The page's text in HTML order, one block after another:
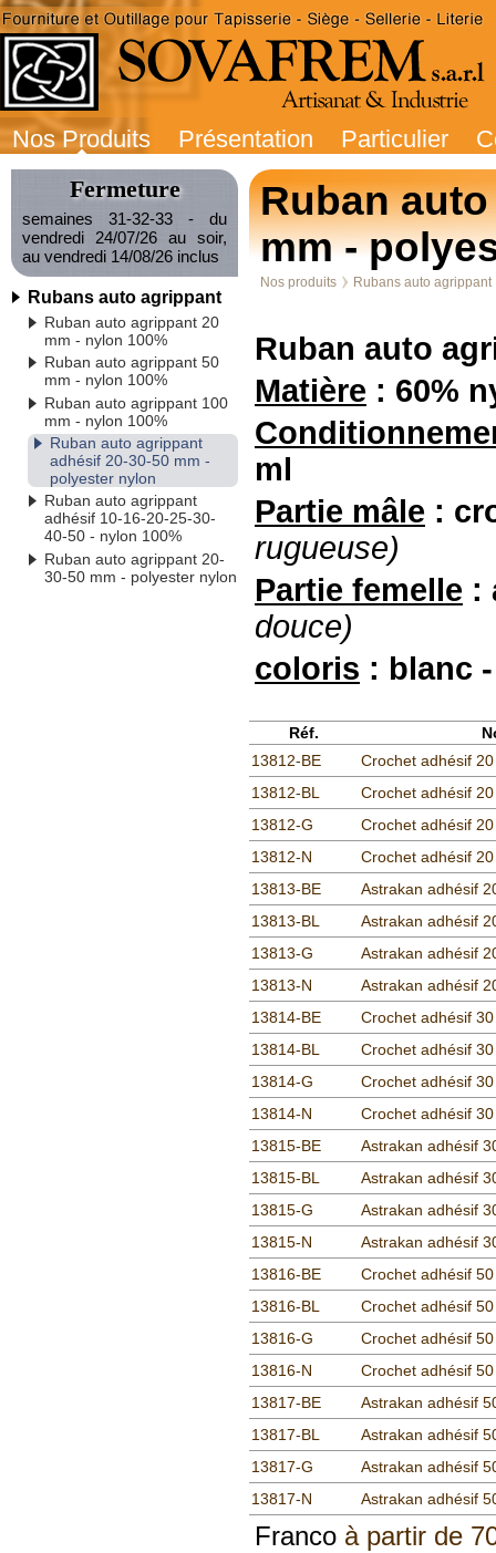
Nos Produits Présentation Particulier
Fermeture
semaines 31-32-33 - du
vendredi 24/07/26 au soir,
au vendredi 14/08/26 inclus
Rubans auto agrippant
Ruban auto agrippant 20
mm - nylon 100%
Ruban auto agrippant 50
mm - nylon 100%
Ruban auto agrippant 100
mm - nylon 100%
Ruban auto agrippant
adhésif 20-30-50 mm -
polyester nylon
Ruban auto agrippant
adhésif 10-16-20-25-30-
40-50 - nylon 100%
Ruban auto agrippant 20-
30-50 mm - polyester nylon
Ruban
mm -
Nos produits Rubans auto agrippant
Ruban auto
Matière : 60%
ml
Partie mâle :
rugueuse)
Partie femelle :
douce)
coloris : blanc
Réf.
13812-BE
Crochet adhésif
13812-BL
Crochet adhésif
13812-G
Crochet adhésif
13812-N
Crochet adhésif
13813-BE
Astrakan adhésif
13813-BL
Astrakan adhésif
13813-G
Astrakan adhésif
13813-N
Astrakan adhésif
13814-BE
Crochet adhésif
13814-BL
Crochet adhésif
13814-G
Crochet adhésif
13814-N
Crochet adhésif
13815-BE
Astrakan adhésif
13815-BL
Astrakan adhésif
13815-G
Astrakan adhésif
13815-N
Astrakan adhésif
13816-BE
Crochet adhésif
13816-BL
Crochet adhésif
13816-G
Crochet adhésif
13816-N
Crochet adhésif
13817-BE
Astrakan adhésif
13817-BL
Astrakan adhésif
13817-G
Astrakan adhésif
13817-N
Astrakan adhésif
Franco à partir de